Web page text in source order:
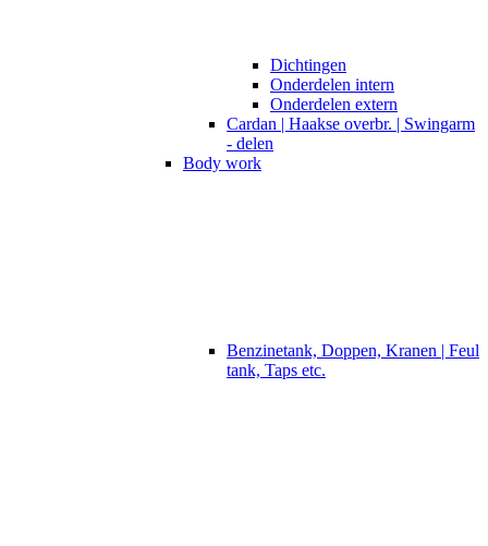
Dichtingen
Onderdelen intern
Onderdelen extern
Cardan | Haakse overbr. | Swingarm
- delen
Body work
Benzinetank, Doppen, Kranen | Feul
tank, Taps etc.